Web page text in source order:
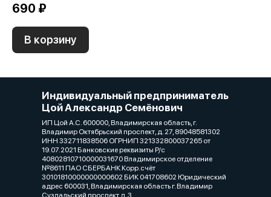
690 ₽
В корзину
Индивидуальный предприниматель
Цой Александр Семёнович
ИП Цой А.С. 600000, Владимирская область, г.
Владимир Октябрьский проспект, д. 27, 89048581302
ИНН 332711838506 ОГРНИП 321332800037265 от
19.07.2021 Банковские реквизиты Р/с
40802810710000031670 Владимирское отделение
№8611 ПАО СБЕРБАНК Корр.счёт
30101810000000000602 БИК 041708602 Юридический
адрес 600031, Владимирская область г. Владимир
Суздальский проспект д. 3